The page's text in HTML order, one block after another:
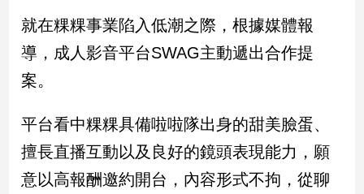
地
方
新
冠
病
專
區
就在粿粿事業陷入低潮之際，根據媒體報
導，成人影音平台SWAG主動遞出合作提
案。
平台看中粿粿具備啦啦隊出身的甜美臉蛋、
擅長直播互動以及良好的鏡頭表現能力，願
意以高報酬邀約開台，內容形式不拘，從聊